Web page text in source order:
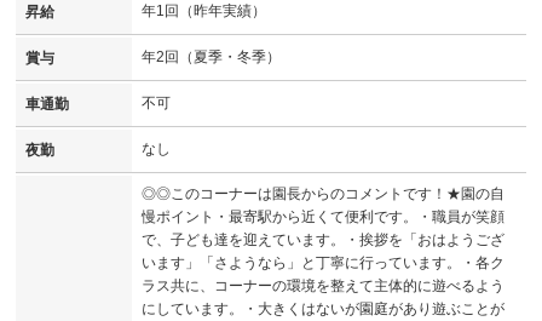
昇給 年1回（昨年実績）
賞与 年2回（夏季・冬季）
車通勤 不可
夜勤 なし
◎◎このコーナーは園長からのコメントです！★園の自
慢ポイント・最寄駅から近くて便利です。・職員が笑顔
で、子ども達を迎えています。・挨拶を「おはようござ
います」「さようなら」と丁寧に行っています。・各ク
ラス共に、コーナーの環境を整えて主体的に遊べるよう
にしています。・大きくはないが園庭があり遊ぶことが